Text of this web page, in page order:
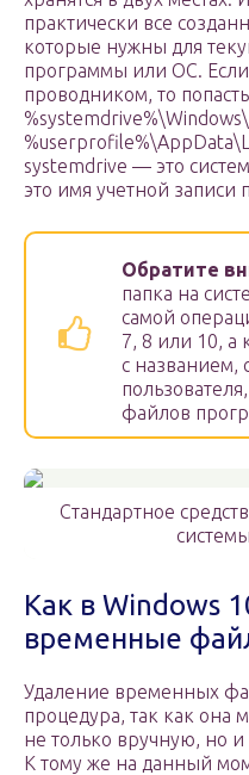
практически все
которые нужны для
программы или ОС. Если
проводником, то
systemdrive — это
это имя учетной записи
Обратите
папка на
самой
7, 8 или 10, а
с названием,
файлов
Стандартное
Как в Windows
временные
Удаление временных
процедура, так как она
не только вручную, но
К тому же на данный